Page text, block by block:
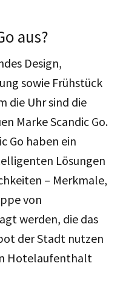
aus?
Design,
sowie Frühstück
die Uhr sind die
Marke Scandic Go.
Go haben ein
Lösungen
– Merkmale,
von
werden, die das
der Stadt nutzen
Hotelaufenthalt